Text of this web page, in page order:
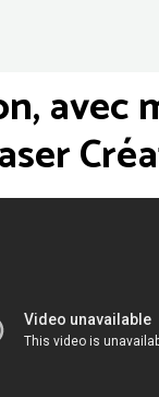
avec